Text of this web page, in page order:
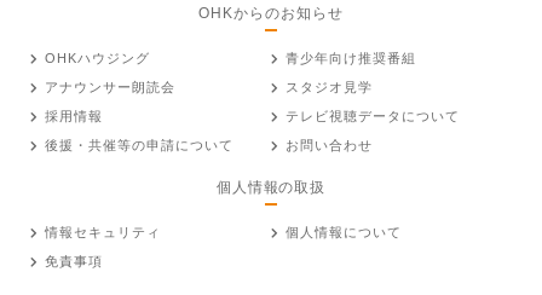
OHKからのお知らせ
OHKハウジング
青少年向け推奨番組
アナウンサー朗読会
スタジオ見学
採用情報
テレビ視聴データについて
後援・共催等の申請について
お問い合わせ
個人情報の取扱
情報セキュリティ
個人情報について
免責事項